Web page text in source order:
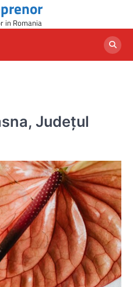
in Romania
Județul